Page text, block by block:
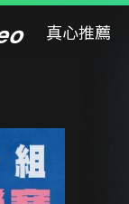
真心推薦